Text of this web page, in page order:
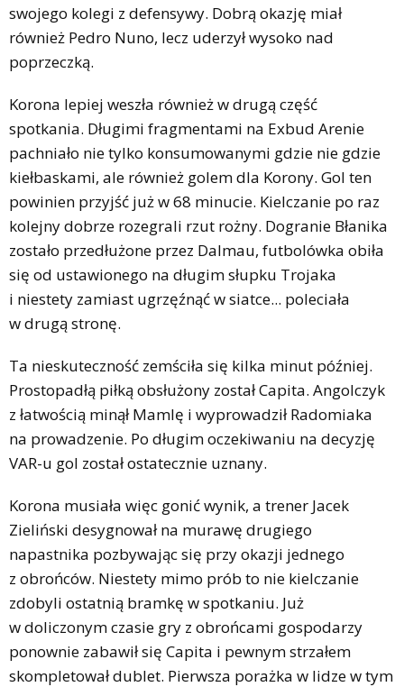
swojego kolegi z defensywy. Dobrą okazję miał
również Pedro Nuno, lecz uderzył wysoko nad
poprzeczką.
Korona lepiej weszła również w drugą część
spotkania. Długimi fragmentami na Exbud Arenie
pachniało nie tylko konsumowanymi gdzie nie gdzie
kiełbaskami, ale również golem dla Korony. Gol ten
powinien przyjść już w 68 minucie. Kielczanie po raz
kolejny dobrze rozegrali rzut rożny. Dogranie Błanika
zostało przedłużone przez Dalmau, futbolówka obiła
się od ustawionego na długim słupku Trojaka
i niestety zamiast ugrzęźnąć w siatce... poleciała
w drugą stronę.
Ta nieskuteczność zemściła się kilka minut później.
Prostopadłą piłką obsłużony został Capita. Angolczyk
z łatwością minął Mamlę i wyprowadził Radomiaka
na prowadzenie. Po długim oczekiwaniu na decyzję
VAR-u gol został ostatecznie uznany.
Korona musiała więc gonić wynik, a trener Jacek
Zieliński desygnował na murawę drugiego
napastnika pozbywając się przy okazji jednego
z obrońców. Niestety mimo prób to nie kielczanie
zdobyli ostatnią bramkę w spotkaniu. Już
w doliczonym czasie gry z obrońcami gospodarzy
ponownie zabawił się Capita i pewnym strzałem
skompletował dublet. Pierwsza porażka w lidze w tym